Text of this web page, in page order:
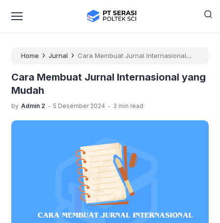
Home › Jurnal › Cara Membuat Jurnal Internasional
Cara Membuat Jurnal Internasional yang
Mudah
by Admin 2 . 5 Desember 2024 . 3 min read